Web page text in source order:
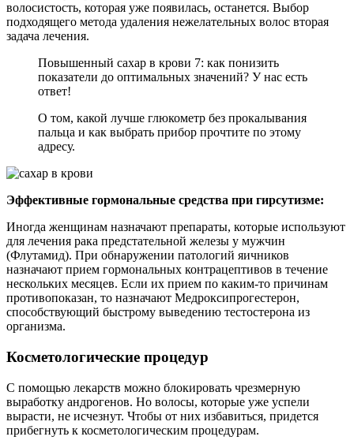
волосистость, которая уже появилась, останется. Выбор
подходящего метода удаления нежелательных волос вторая
задача лечения.
Повышенный сахар в крови 7: как понизить
показатели до оптимальных значений? У нас есть
ответ!
О том, какой лучше глюкометр без прокалывания
пальца и как выбрать прибор прочтите по этому
адресу.
Эффективные гормональные средства при гирсутизме:
Иногда женщинам назначают препараты, которые используют
для лечения рака предстательной железы у мужчин
(Флутамид). При обнаружении патологий яичников
назначают прием гормональных контрацептивов в течение
нескольких месяцев. Если их прием по каким-то причинам
противопоказан, то назначают Медроксипрогестерон,
способствующий быстрому выведению тестостерона из
организма.
Косметологические процедур
С помощью лекарств можно блокировать чрезмерную
выработку андрогенов. Но волосы, которые уже успели
вырасти, не исчезнут. Чтобы от них избавиться, придется
прибегнуть к косметологическим процедурам.